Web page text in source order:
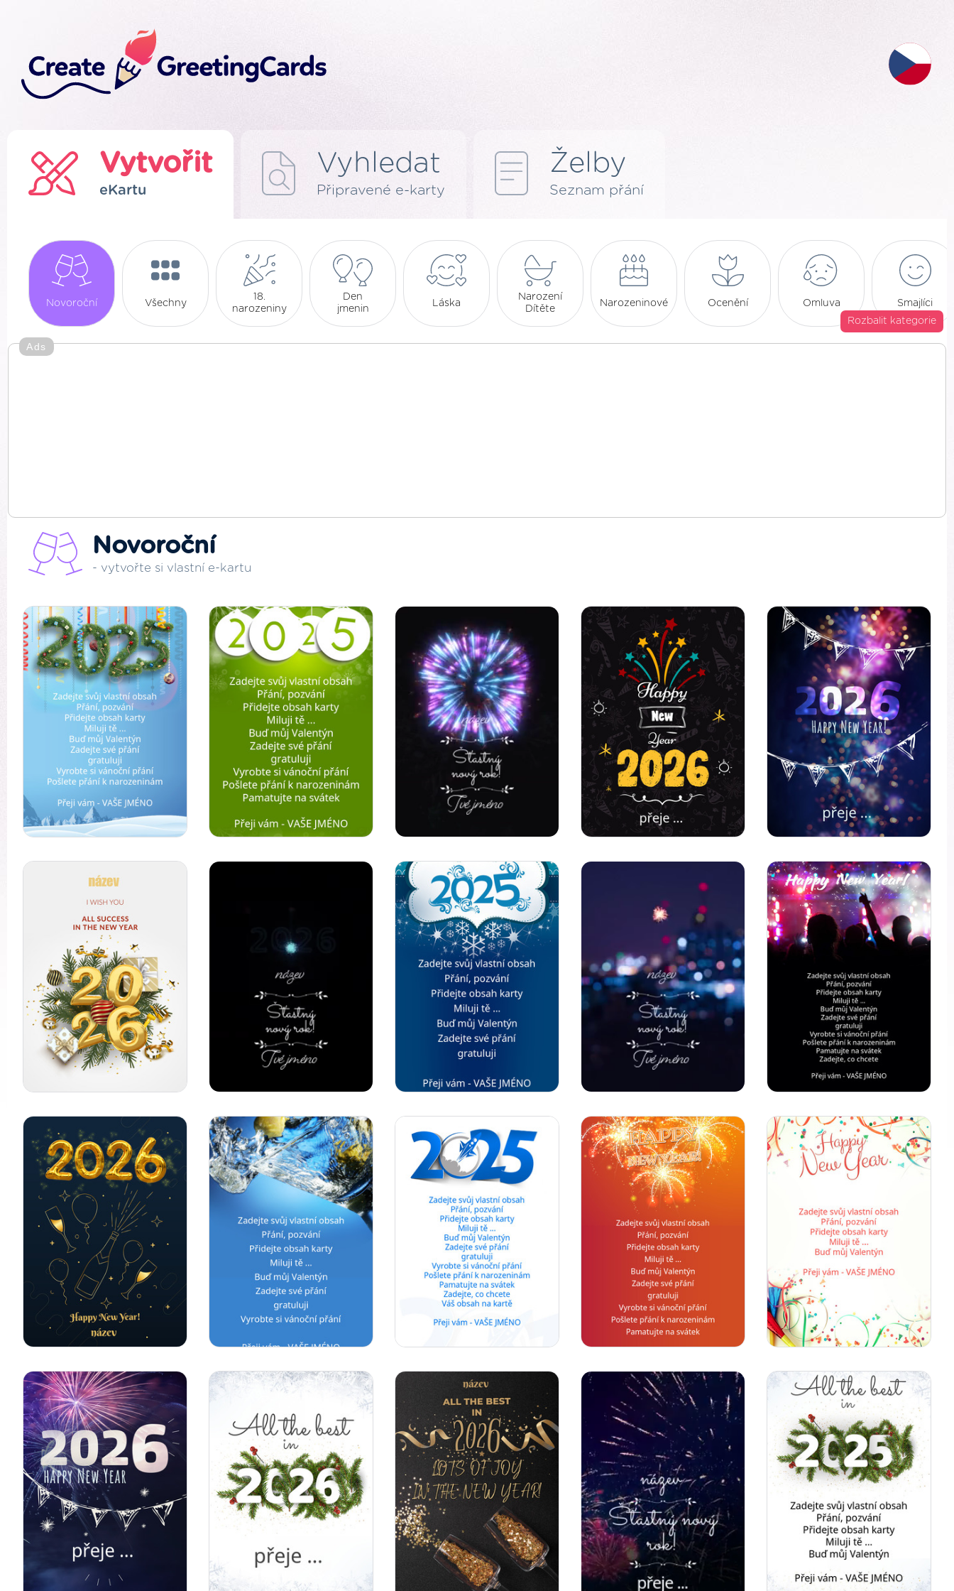
Vytvořit
eKartu
Vyhledat
Připravené e-karty
Želby
Seznam přání
Novoroční Všechny
18.
narozeniny
Den
jmenin
Láska
Narození
Dítěte
Narozeninové Ocenění Omluva
Smajlíci
Rozbalit kategorie
Ads
Novoroční
- vytvořte si vlastní e-kartu